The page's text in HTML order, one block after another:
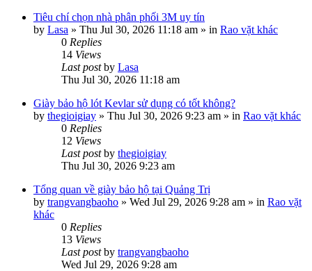
Tiêu chí chọn nhà phân phối 3M uy tín
by Lasa » Thu Jul 30, 2026 11:18 am » in Rao vặt khác
0 Replies
14 Views
Last postby Lasa
Thu Jul 30, 2026 11:18 am
Giày bảo hộ lót Kevlar sử dụng có tốt không?
by thegioigiay » Thu Jul 30, 2026 9:23 am » in Rao vặt khác
0 Replies
12 Views
Last postby thegioigiay
Thu Jul 30, 2026 9:23 am
Tổng quan về giày bảo hộ tại Quảng Trị
by trangvangbaoho » Wed Jul 29, 2026 9:28 am » in Rao vặt
khác
0 Replies
13 Views
Last postby trangvangbaoho
Wed Jul 29, 2026 9:28 am